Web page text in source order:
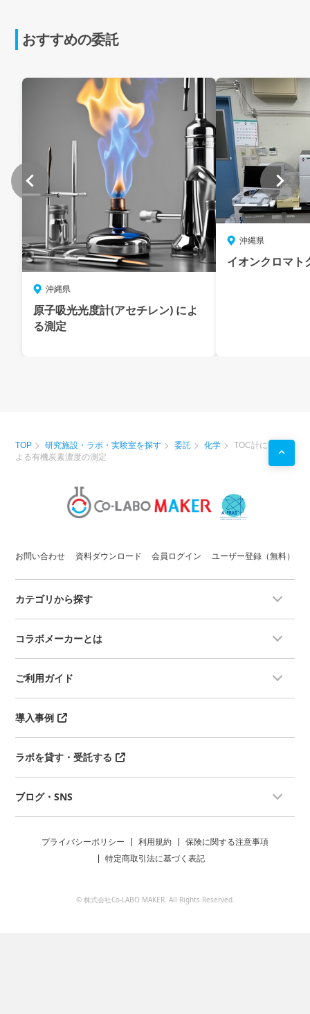
おすすめの委託
沖縄県
原子吸光光度計(アセチレン) によ
る測定
沖縄県
イオンクロマト
TOP 研究施設・ラボ・実験室を探す 委託 化学
TOC計に
よる有機炭素濃度の測定
お問い合わせ 資料ダウンロード 会員ログイン ユーザー登録（無料）
カテゴリから探す
コラボメーカーとは
ご利用ガイド
導入事例
ラボを貸す・受託する
ブログ・SNS
プライバシーポリシー 利用規約
保険に関する注意事項
特定商取引法に基づく表記
© 株式会社Co-LABO MAKER. All Rights Reserved.